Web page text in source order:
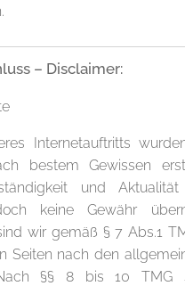
– Disclaimer:
Internetauftritts
bestem Gewissen
und
keine Gewähr
wir gemäß § 7 Abs.1
Seiten nach den
Nach §§ 8 bis 10 TMG